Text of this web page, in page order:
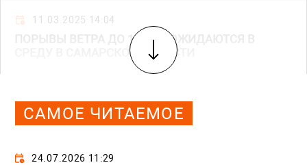
11.03.2025 14:04
ПОРЫВЫ ВЕТРА ДО 18 М/С ОЖИДАЮТСЯ В
СРЕДУ В САМАРСКОЙ ОБЛАСТИ
САМОЕ ЧИТАЕМОЕ
24.07.2026 11:29